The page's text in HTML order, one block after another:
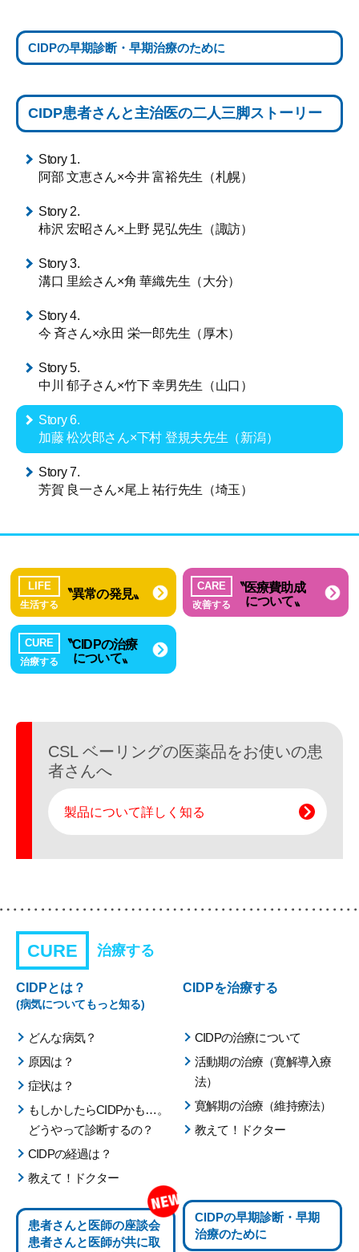
CIDPの早期診断・早期治療のために
CIDP患者さんと主治医の二人三脚ストーリー
Story 1.
阿部 文恵さん×今井 富裕先生（札幌）
Story 2.
柿沢 宏昭さん×上野 晃弘先生（諏訪）
Story 3.
溝口 里絵さん×角 華織先生（大分）
Story 4.
今 斉さん×永田 栄一郎先生（厚木）
Story 5.
中川 郁子さん×竹下 幸男先生（山口）
Story 6.
加藤 松次郎さん×下村 登規夫先生 （新潟）
Story 7.
芳賀 良一さん×尾上 祐行先生（埼玉）
LIFE
生活する
〝異常の発見〟 CARE
改善する
〝医療費助成
について〟
CURE
治療する
〝CIDPの治療
について〟
CSL ベーリングの医薬品をお使いの患
者さんへ
製品について詳しく知る
CURE 治療する
CIDPとは？
(病気についてもっと知る)
どんな病気？
原因は？
症状は？
もしかしたらCIDPかも…。
どうやって診断するの？
CIDPの経過は？
教えて！ドクター
CIDPを治療する
CIDPの治療について
活動期の治療（寛解導入療
法）
寛解期の治療（維持療法）
教えて！ドクター
患者さんと医師の座談会
患者さんと医師が共に取
CIDPの早期診断・早期
治療のために